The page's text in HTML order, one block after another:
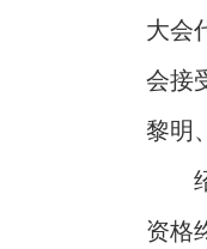
大会
会接
黎明
资格